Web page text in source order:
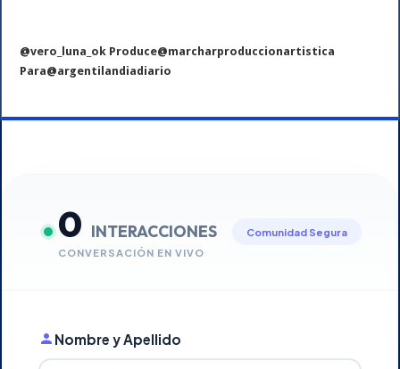
@vero_luna_ok Produce@marcharproduccionartistica
Para@argentilandiadiario
0 INTERACCIONES
CONVERSACIÓN EN VIVO
Comunidad Segura
Nombre y Apellido